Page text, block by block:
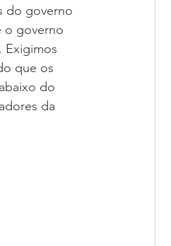
do governo
o governo
Exigimos
que os
do
da